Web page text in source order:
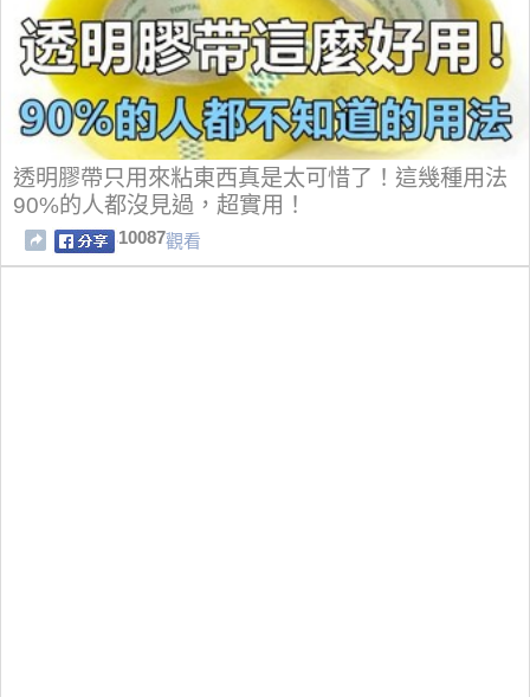
透明膠帶只用來粘東西真是太可惜了！這幾種用法
90%的人都沒見過，超實用！
10087觀看